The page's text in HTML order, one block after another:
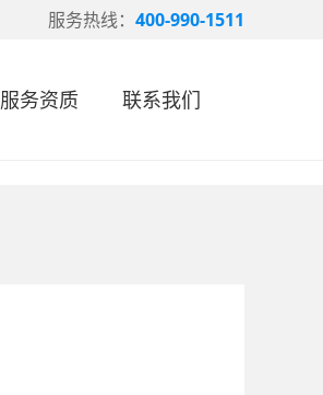
服务热线： 400-990-1511
服务资质 联系我们